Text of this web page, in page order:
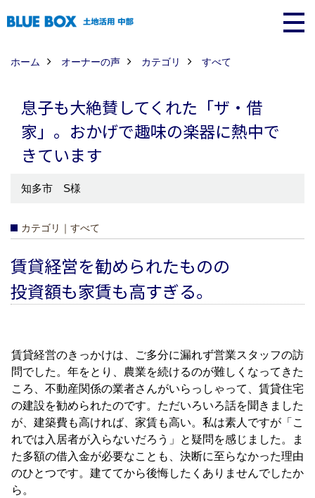
ホーム オーナーの声 カテゴリ すべて
息子も大絶賛してくれた「ザ・借
家」。おかげで趣味の楽器に熱中で
きています
知多市 S様
カテゴリ｜すべて
賃貸経営を勧められたものの
投資額も家賃も高すぎる。
賃貸経営のきっかけは、ご多分に漏れず営業スタッフの訪
問でした。年をとり、農業を続けるのが難しくなってきた
ころ、不動産関係の業者さんがいらっしゃって、賃貸住宅
の建設を勧められたのです。ただいろいろ話を聞きました
が、建築費も高ければ、家賃も高い。私は素人ですが「こ
れでは入居者が入らないだろう」と疑問を感じました。ま
た多額の借入金が必要なことも、決断に至らなかった理由
のひとつです。建ててから後悔したくありませんでしたか
ら。